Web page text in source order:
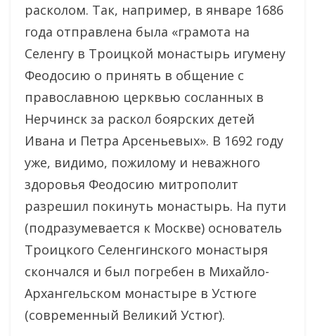
расколом. Так, например, в январе 1686
года отправлена была «грамота на
Селенгу в Троицкой монастырь игумену
Феодосию о принять в общение с
православною церквью сосланных в
Нерчинск за раскол боярских детей
Ивана и Петра Арсеньевых». В 1692 году
уже, видимо, пожилому и неважного
здоровья Феодосию митрополит
разрешил покинуть монастырь. На пути
(подразумевается к Москве) основатель
Троицкого Селенгинского монастыря
скончался и был погребен в Михайло-
Архангельском монастыре в Устюге
(современный Великий Устюг).